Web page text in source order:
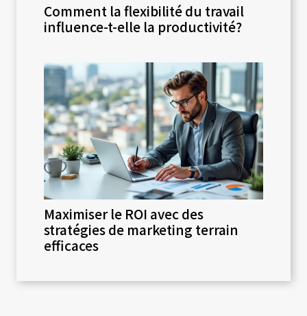
Comment la flexibilité du travail
influence-t-elle la productivité?
Maximiser le ROI avec des
stratégies de marketing terrain
efficaces